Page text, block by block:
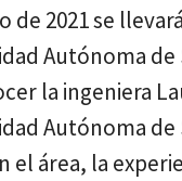
de 2021 se
Autónoma
la ingeniera
Autónoma
área, la